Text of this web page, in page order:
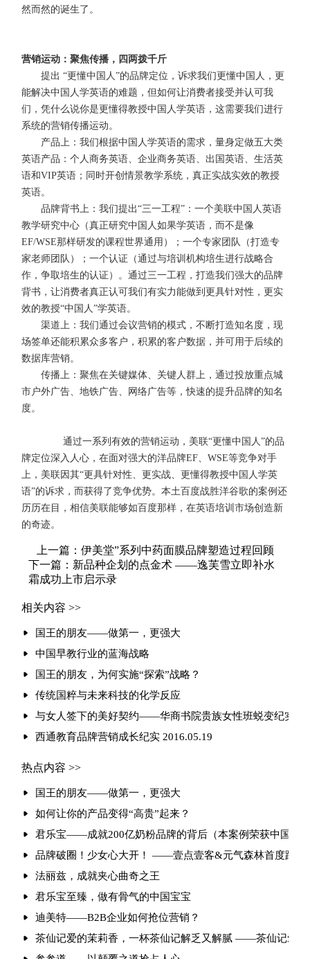
然而然的诞生了。
营销运动：聚焦传播，四两拨千斤
提出 “更懂中国人”的品牌定位，诉求我们更懂中国人，更
能解决中国人学英语的难题，但如何让消费者接受并认可我
们，凭什么说你是更懂得教授中国人学英语，这需要我们进行
系统的营销传播运动。
产品上：我们根据中国人学英语的需求，量身定做五大类
英语产品：个人商务英语、企业商务英语、出国英语、生活英
语和VIP英语；同时开创情景教学系统，真正实战实效的教授
英语。
品牌背书上：我们提出“三一工程”：一个美联中国人英语
教学研究中心（真正研究中国人如果学英语，而不是像
EF/WSE那样研发的课程世界通用）；一个专家团队（打造专
家老师团队）；一个认证（通过与培训机构培生进行战略合
作，争取培生的认证）。通过三一工程，打造我们强大的品牌
背书，让消费者真正认可我们有实力能做到更具针对性，更实
效的教授“中国人”学英语。
渠道上：我们通过会议营销的模式，不断打造知名度，现
场签单还能积累众多客户，积累的客户数据，并可用于后续的
数据库营销。
传播上：聚焦在关键媒体、关键人群上，通过投放重点城
市户外广告、地铁广告、网络广告等，快速的提升品牌的知名
度。
通过一系列有效的营销运动，美联“更懂中国人”的品
牌定位深入人心，在面对强大的洋品牌EF、WSE等竞争对手
上，美联因其“更具针对性、更实战、更懂得教授中国人学英
语”的诉求，而获得了竞争优势。本土百度战胜洋谷歌的案例还
历历在目，相信美联能够如百度那样，在英语培训市场创造新
的奇迹。
上一篇：伊美堂”系列中药面膜品牌塑造过程回顾
下一篇：新品种企划的点金术 ——逸芙雪立即补水
霜成功上市启示录
相关内容 >>
国王的朋友——做第一，更强大
中国早教行业的蓝海战略
国王的朋友，为何实施“探索”战略？
传统国粹与未来科技的化学反应
与女人签下的美好契约——华商书院贵族女性班蜕变纪实
西通教育品牌营销成长纪实 2016.05.19
热点内容 >>
国王的朋友——做第一，更强大
如何让你的产品变得“高贵”起来？
君乐宝——成就200亿奶粉品牌的背后（本案例荣获中国杰
品牌破圈！少女心大开！ ——壹点壹客&元气森林首度跨界
法丽兹，成就夹心曲奇之王
君乐宝至臻，做有骨气的中国宝宝
迪美特——B2B企业如何抢位营销？
茶仙记爱的茉莉香，一杯茶仙记